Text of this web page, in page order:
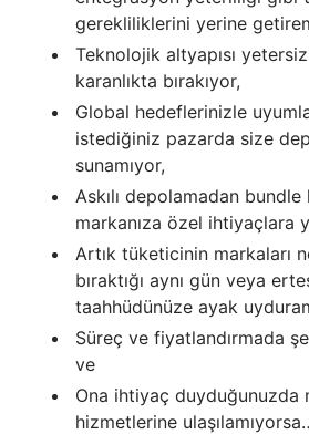
gerekliliklerini yerine
Teknolojik altyapısı
karanlıkta bırakıyor,
Global hedeflerinizle
istediğiniz pazarda size
sunamıyor,
Askılı depolamadan bundle
markanıza özel ihtiyaçlara
Artık tüketicinin markaları
bıraktığı aynı gün veya
taahhüdünüze ayak
Süreç ve fiyatlandırmada
ve
Ona ihtiyaç duyduğunuzda
hizmetlerine